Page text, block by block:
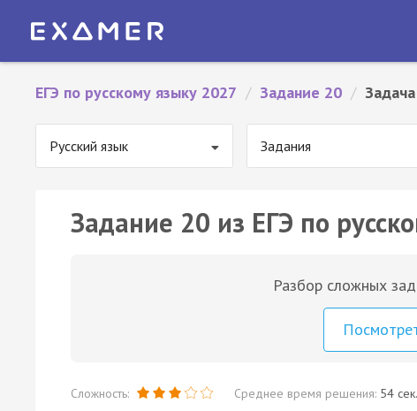
ЕГЭ по русскому языку 2027 / Задание 20 /
Русский язык Задания
Задание 20 из ЕГЭ по
Разбор сложных
Сложность: Среднее время решения: 54 сек.